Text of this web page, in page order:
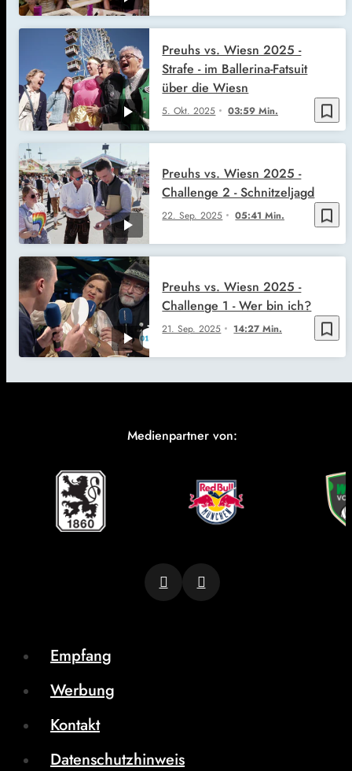
bookmark_border
5. Okt. 2025 03:59 Min.
Preuhs vs. Wiesn 2025 -
Strafe - im Ballerina-Fatsuit
über die Wiesn
bookmark_border
22. Sep. 2025 05:41 Min.
Preuhs vs. Wiesn 2025 -
Challenge 2 - Schnitzeljagd
bookmark_border
21. Sep. 2025 14:27 Min.
Preuhs vs. Wiesn 2025 -
Challenge 1 - Wer bin ich?
Medienpartner von:
Empfang
Werbung
Kontakt
Datenschutzhinweis